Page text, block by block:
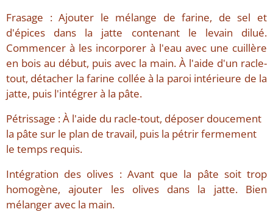
Frasage : Ajouter le mélange de farine, de sel et
d'épices dans la jatte contenant le levain dilué.
Commencer à les incorporer à l'eau avec une cuillère
en bois au début, puis avec la main. À l'aide d'un racle-
tout, détacher la farine collée à la paroi intérieure de la
jatte, puis l'intégrer à la pâte.
Pétrissage : À l'aide du racle-tout, déposer doucement
la pâte sur le plan de travail, puis la pétrir fermement
le temps requis.
Intégration des olives : Avant que la pâte soit trop
homogène, ajouter les olives dans la jatte. Bien
mélanger avec la main.